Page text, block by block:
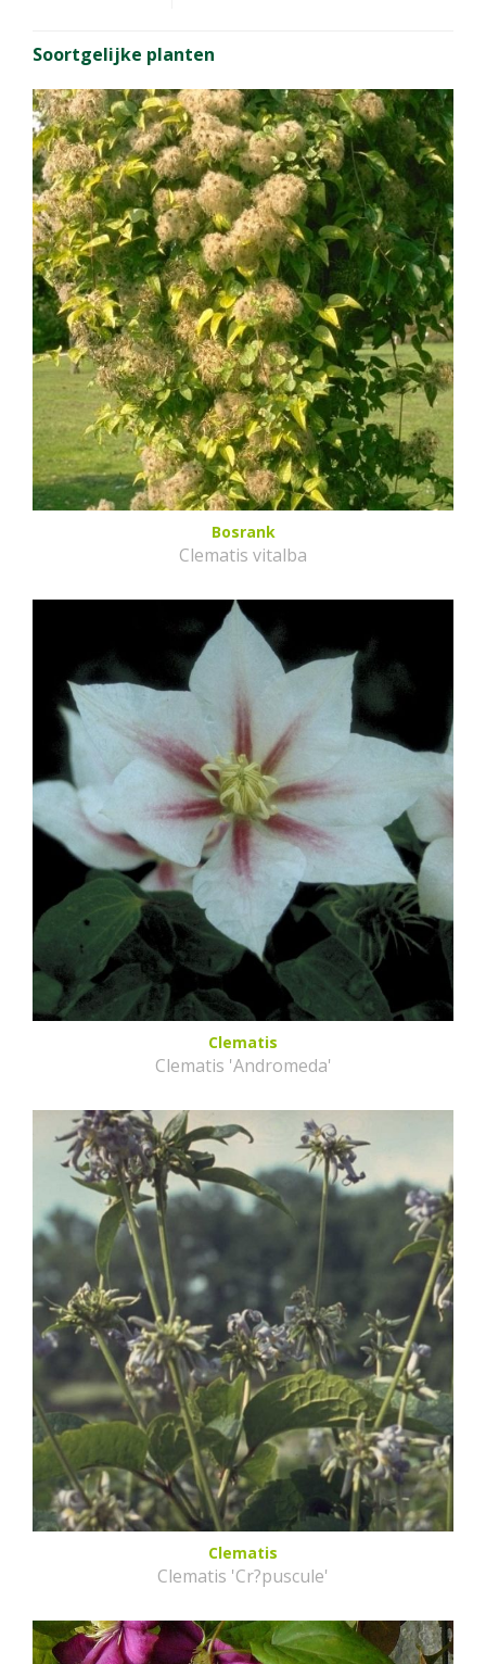
Soortgelijke planten
Bosrank
Clematis vitalba
Clematis
Clematis 'Andromeda'
Clematis
Clematis 'Cr?puscule'